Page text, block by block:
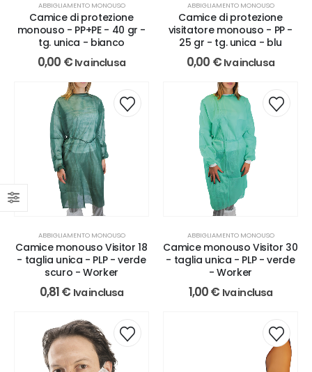
ABBIGLIAMENTO MONOUSO
Camice di protezione
monouso - PP+PE - 40 gr -
tg. unica - bianco
0,00 € Iva inclusa
ABBIGLIAMENTO MONOUSO
Camice di protezione
visitatore monouso - PP -
25 gr - tg. unica - blu
0,00 € Iva inclusa
ABBIGLIAMENTO MONOUSO
Camice monouso Visitor 18
- taglia unica - PLP - verde
scuro - Worker
0,81€ Iva inclusa
ABBIGLIAMENTO MONOUSO
Camice monouso Visitor 30
- taglia unica - PLP - verde
- Worker
1,00€ Iva inclusa